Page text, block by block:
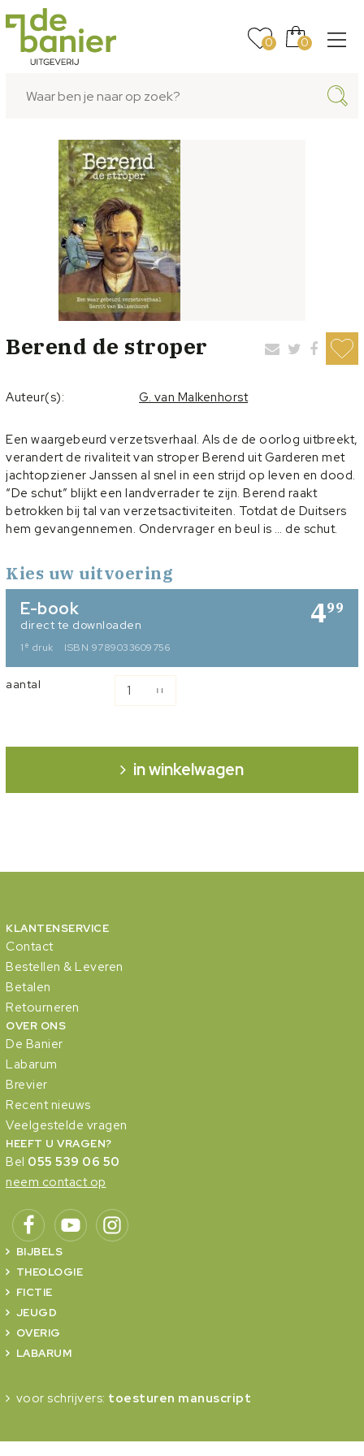
0 0
Berend de stroper
Auteur(s): G. van Malkenhorst
Een waargebeurd verzetsverhaal. Als de de oorlog uitbreekt,
verandert de rivaliteit van stroper Berend uit Garderen met
jachtopziener Janssen al snel in een strijd op leven en dood.
“De schut” blijkt een landverrader te zijn. Berend raakt
betrokken bij tal van verzetsactiviteiten. Totdat de Duitsers
hem gevangennemen. Ondervrager en beul is … de schut.
Kies uw uitvoering
499
E-book
direct te downloaden
1 e druk ISBN 9789033609756
aantal
in winkelwagen
KLANTENSERVICE
Contact
Bestellen & Leveren
Betalen
Retourneren
OVER ONS
De Banier
Labarum
Brevier
Recent nieuws
Veelgestelde vragen
HEEFT U VRAGEN?
Bel 055 539 06 50
neem contact op
BIJBELS
THEOLOGIE
FICTIE
JEUGD
OVERIG
LABARUM
voor schrijvers: toesturen manuscript